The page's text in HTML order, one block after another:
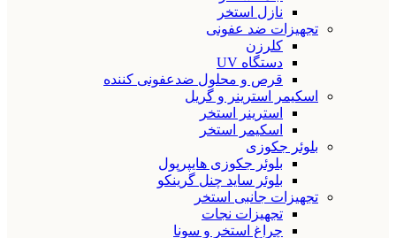
نازل استخر
تجهیزات ضد عفونی
کلرزن
دستگاه UV
قرص و محلول ضدعفونی کننده
اسکیمر استرینر و گریل
استرینر استخر
اسکیمر استخر
بلوئر جکوزی
بلوئر جکوزی هایپرپول
بلوئر ساید چنل گرینکو
تجهیزات جانبی استخر
تجهیزات نجات
چراغ استخر و سونا